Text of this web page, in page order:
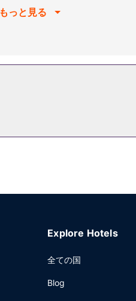
全部で 137 室ある客室には冷蔵庫
Bistroでアメリカ料理を楽しめま
ファストは、平日は 6:30 ～ 10:00
もっと見る
Explore Hotels
全ての国
Blog